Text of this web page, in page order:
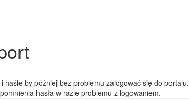
haśle by później bez problemu zalogować się do portalu.
hasła w razie problemu z logowaniem.